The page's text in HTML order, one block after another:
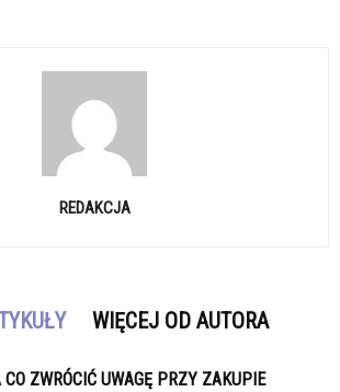
REDAKCJA
WIĘCEJ OD AUTORA
CO ZWRÓCIĆ UWAGĘ PRZY ZAKUPIE